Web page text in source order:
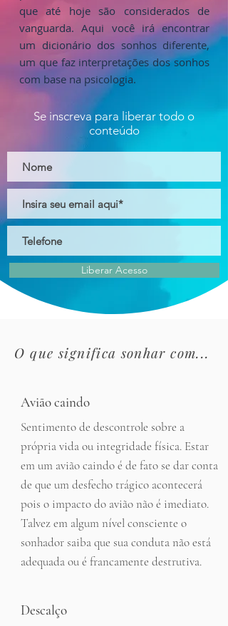
que até hoje são considerados de
vanguarda. Aqui você irá encontrar
um dicionário dos sonhos diferente,
um que faz interpretações dos sonhos
com base na psicologia.
Se inscreva para liberar todo o
conteúdo
Liberar Acesso
O quesignifica sonhar com...
Avião caindo
Sentimento de descontrole sobre a
própria vida ou integridade física. Estar
em um avião caindo é de fato se dar conta
de que um desfecho trágico acontecerá
pois o impacto do avião não é imediato.
Talvez em algum nível consciente o
sonhador saiba que sua conduta não está
adequada ou é francamente destrutiva.
Descalço